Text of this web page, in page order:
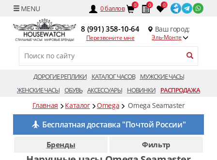
0баллов 0 0 0
8 (991) 358-10-64
Перезвоните мне
Ваш город:
Эль-Монте
ДОРОГИЕ РЕПЛИКИ КАТАЛОГ ЧАСОВ
МУЖСКИЕ ЧАСЫ
ЖЕНСКИЕ ЧАСЫ ОБУВЬ АКСЕССУАРЫ НОВИНКИ РАСПРОДАЖА
Главная Каталог Omega Omega Seamaster
Бесплатная доставка "Почтой России"
Бренды Фильтр